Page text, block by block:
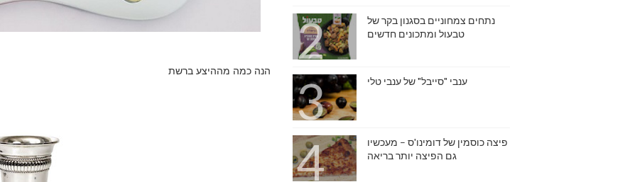
הנה כמה מההיצע ברשת
נתחים צמחוניים בסגנון בקר של
טבעול ומתכונים חדשים
ענבי "סייבל" של ענבי טלי
פיצה כוסמין של דומינו'ס – מעכשיו
גם הפיצה יותר בריאה